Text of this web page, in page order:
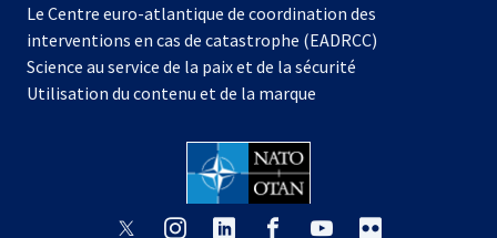
nouvel
onglet
dans
un
nouvel
onglet
Le Centre euro-atlantique de coordination des
interventions en cas de catastrophe (EADRCC)
Science au service de la paix et de la sécurité
Utilisation du contenu et de la marque
s’ouvres’ouvres’ouvres’ouvres’ouvre